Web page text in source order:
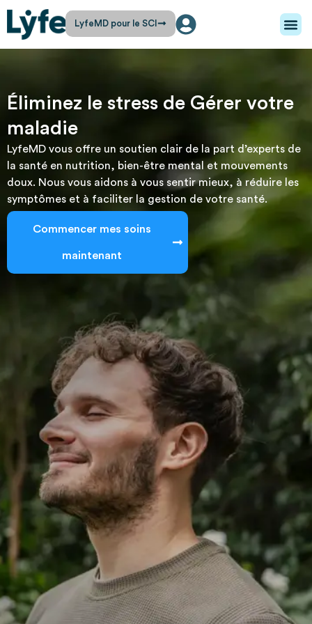
LyfeMD pour le SCI
Éliminez le stress de Gérer votre
maladie
LyfeMD vous offre un soutien clair de la part d’experts de
la santé en nutrition, bien-être mental et mouvements
doux. Nous vous aidons à vous sentir mieux, à réduire les
symptômes et à faciliter la gestion de votre santé.
Commencer mes soins
maintenant